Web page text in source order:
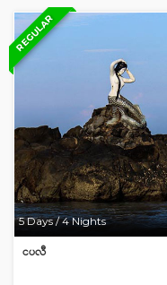
REGULAR
5 Days / 4 Nights
ငပလီ